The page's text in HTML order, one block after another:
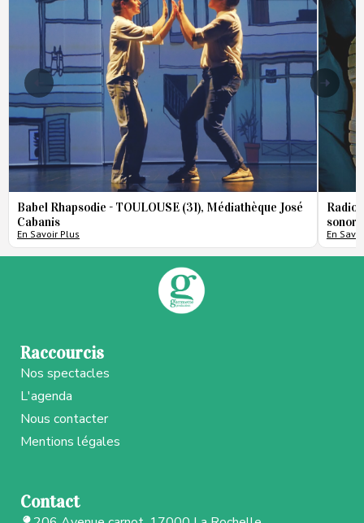
Babel Rhapsodie - TOULOUSE (31), Médiathèque José
Cabanis
En Savoir Plus
Radio
En
Raccourcis
Nos spectacles
L'agenda
Nous contacter
Mentions légales
Contact